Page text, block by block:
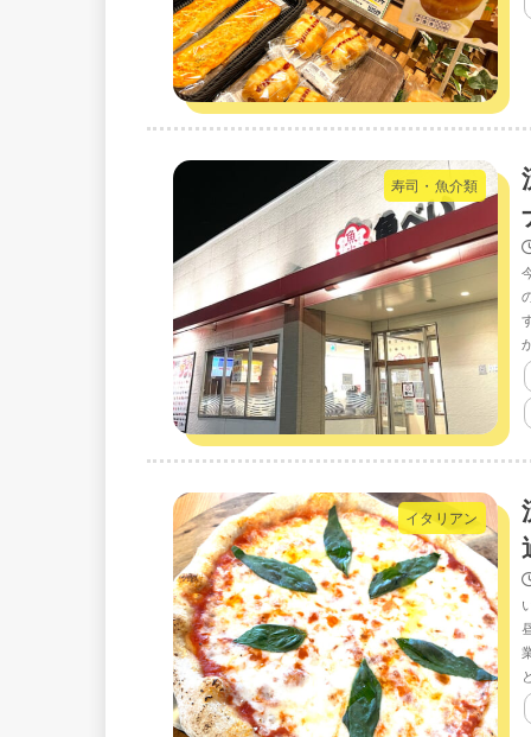
寿司・魚介類
イタリアン